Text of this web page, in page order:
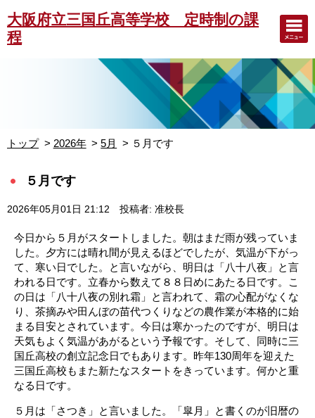
大阪府立三国丘高等学校 定時制の課
程
トップ 2026年 5月 ５月です
５月です
2026年05月01日 21:12 投稿者: 准校長
今日から５月がスタートしました。朝はまだ雨が残っていま
した。夕方には晴れ間が見えるほどでしたが、気温が下がっ
て、寒い日でした。と言いながら、明日は「八十八夜」と言
われる日です。立春から数えて８８日めにあたる日です。こ
の日は「八十八夜の別れ霜」と言われて、霜の心配がなくな
り、茶摘みや田んぼの苗代つくりなどの農作業が本格的に始
まる目安とされています。今日は寒かったのですが、明日は
天気もよく気温があがるという予報です。そして、同時に三
国丘高校の創立記念日でもあります。昨年130周年を迎えた
三国丘高校もまた新たなスタートをきっています。何かと重
なる日です。
５月は「さつき」と言いました。「皐月」と書くのが旧暦の